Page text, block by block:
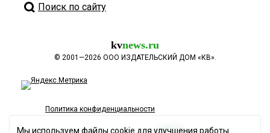
Поиск по сайту
kvnews.ru
© 2001—2026 ООО ИЗДАТЕЛЬСКИЙ ДОМ «КВ».
Политика конфиденциальности
Мы используем файлы cookie для улучшения работы